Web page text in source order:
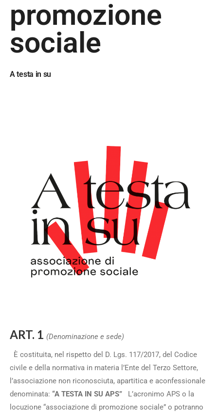
promozione
sociale
A testa in su
ART. 1 (Denominazione e sede)
È costituita, nel rispetto del D. Lgs. 117/2017, del Codice
civile e della normativa in materia l’Ente del Terzo Settore,
l’associazione non riconosciuta, apartitica e aconfessionale
denominata: “A TESTA IN SU APS” L’acronimo APS o la
locuzione “associazione di promozione sociale” o potranno